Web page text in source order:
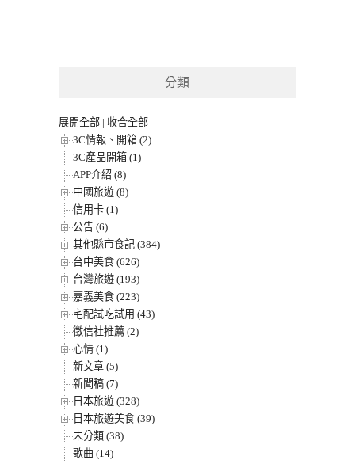
分類
展開全部 | 收合全部
3C情報、開箱 (2)
3C產品開箱 (1)
APP介紹 (8)
中國旅遊 (8)
信用卡 (1)
公告 (6)
其他縣市食記 (384)
台中美食 (626)
台灣旅遊 (193)
嘉義美食 (223)
宅配試吃試用 (43)
徵信社推薦 (2)
心情 (1)
新文章 (5)
新聞稿 (7)
日本旅遊 (328)
日本旅遊美食 (39)
未分類 (38)
歌曲 (14)